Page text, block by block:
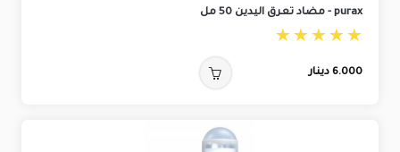
purax - مضاد تعرق اليدين 50 مل
6.000 دينار